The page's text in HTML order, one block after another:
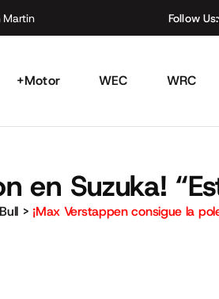
Martin Follow Us:
+Motor WEC WRC
en Suzuka!
> ¡Max Verstappen consigue la